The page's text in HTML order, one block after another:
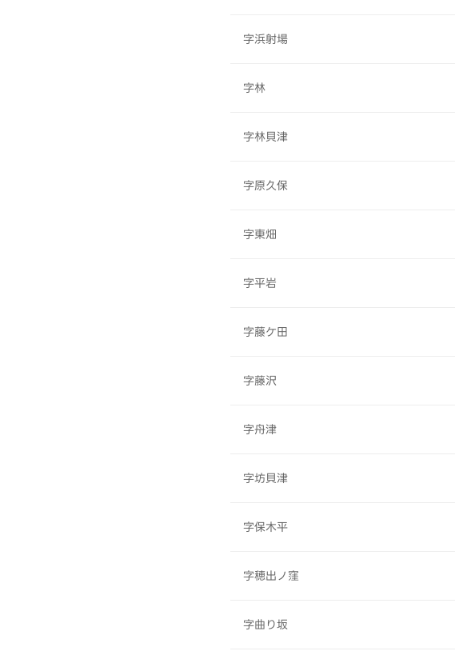
字浜射場
字林
字林貝津
字原久保
字東畑
字平岩
字藤ケ田
字藤沢
字舟津
字坊貝津
字保木平
字穂出ノ窪
字曲り坂